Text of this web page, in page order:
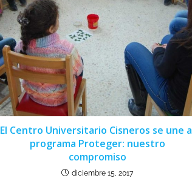
El Centro Universitario Cisneros se une
programa Proteger: nuestro
compromiso
diciembre 15, 2017